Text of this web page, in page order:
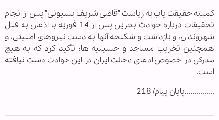
کمیته حقیقت یاب به ریاست "قاضی شریف بسیونی" پس از انجام
تحقیقات درباره حوادث بحرین پس از 14 فوریه با اذعان به قتل
شهروندان، و بازداشت و شکنجه آنها به دست نیروهای امنیتی، و
همچنین تخریب مساجد و حسینیه ها؛ تأکید کرد که به هیچ
مدرکی در خصوص ادعای دخالت ایران در این حوادث دست نیافته
است.
...............پایان پیام/ 218